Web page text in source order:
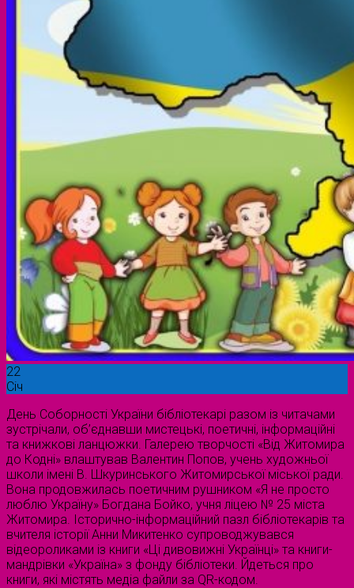
22
Січ
День Соборності України бібліотекарі разом із читачами
зустрічали, об’єднавши мистецькі, поетичні, інформаційні
та книжкові ланцюжки. Галерею творчості «Від Житомира
до Кодні» влаштував Валентин Попов, учень художньої
школи імені В. Шкуринського Житомирської міської ради.
Вона продовжилась поетичним рушником «Я не просто
люблю Україну» Богдана Бойко, учня ліцею № 25 міста
Житомира. Історично-інформаційний пазл бібліотекарів та
вчителя історії Анни Микитенко супроводжувався
відеороликами із книги «Ці дивовижні Українці» та книги-
мандрівки «Україна» з фонду бібліотеки. Йдеться про
книги, які містять медіа файли за QR-кодом.